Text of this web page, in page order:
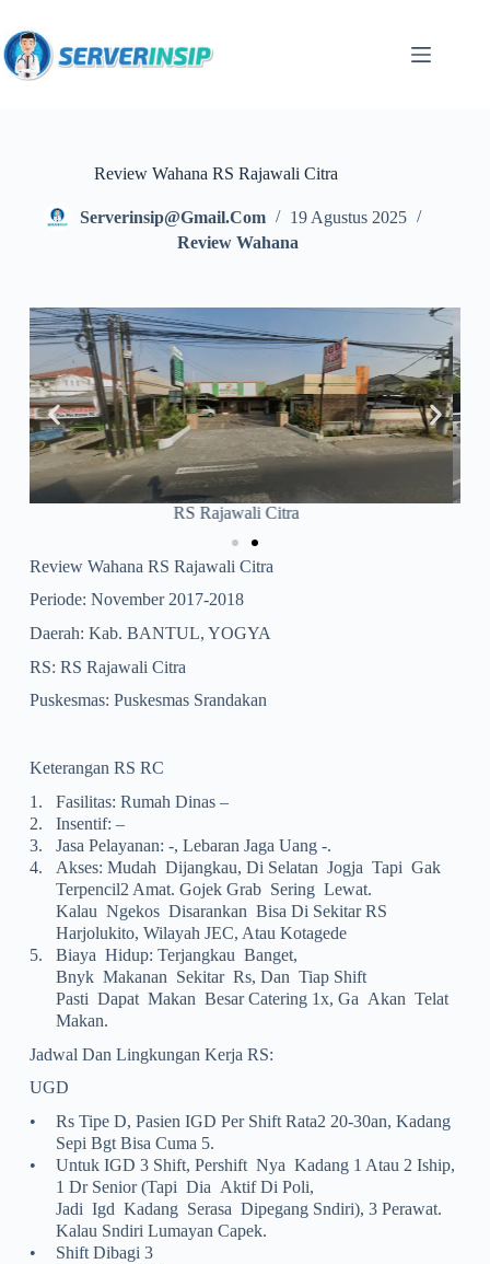
Review Wahana RS Rajawali Citra
Serverinsip@gmail.com
19 Agustus 2025
Review Wahana
Puskesmas Srandakan
Review Wahana RS Rajawali Citra
Periode: November 2017-2018
Daerah: Kab. BANTUL, YOGYA
RS: RS Rajawali Citra
Puskesmas: Puskesmas Srandakan
Keterangan RS RC
1.
Fasilitas: Rumah Dinas –
2.
Insentif: –
3.
Jasa Pelayanan: -, Lebaran Jaga Uang -.
4.
Akses: Mudah Dijangkau, Di Selatan Jogja Tapi Gak
Terpencil2 Amat. Gojek Grab Sering Lewat.
Kalau Ngekos Disarankan Bisa Di Sekitar RS
Harjolukito, Wilayah JEC, Atau Kotagede
5.
Biaya Hidup: Terjangkau Banget,
Bnyk Makanan Sekitar Rs, Dan Tiap Shift
Pasti Dapat Makan Besar Catering 1x, Ga Akan Telat
Makan.
Jadwal Dan Lingkungan Kerja RS:
UGD
•
Rs Tipe D, Pasien IGD Per Shift Rata2 20-30an, Kadang
Sepi Bgt Bisa Cuma 5.
•
Untuk IGD 3 Shift, Pershift Nya Kadang 1 Atau 2 Iship,
1 Dr Senior (tapi Dia Aktif Di Poli,
Jadi Igd Kadang Serasa Dipegang Sndiri), 3 Perawat.
Kalau Sndiri Lumayan Capek.
•
Shift Dibagi 3